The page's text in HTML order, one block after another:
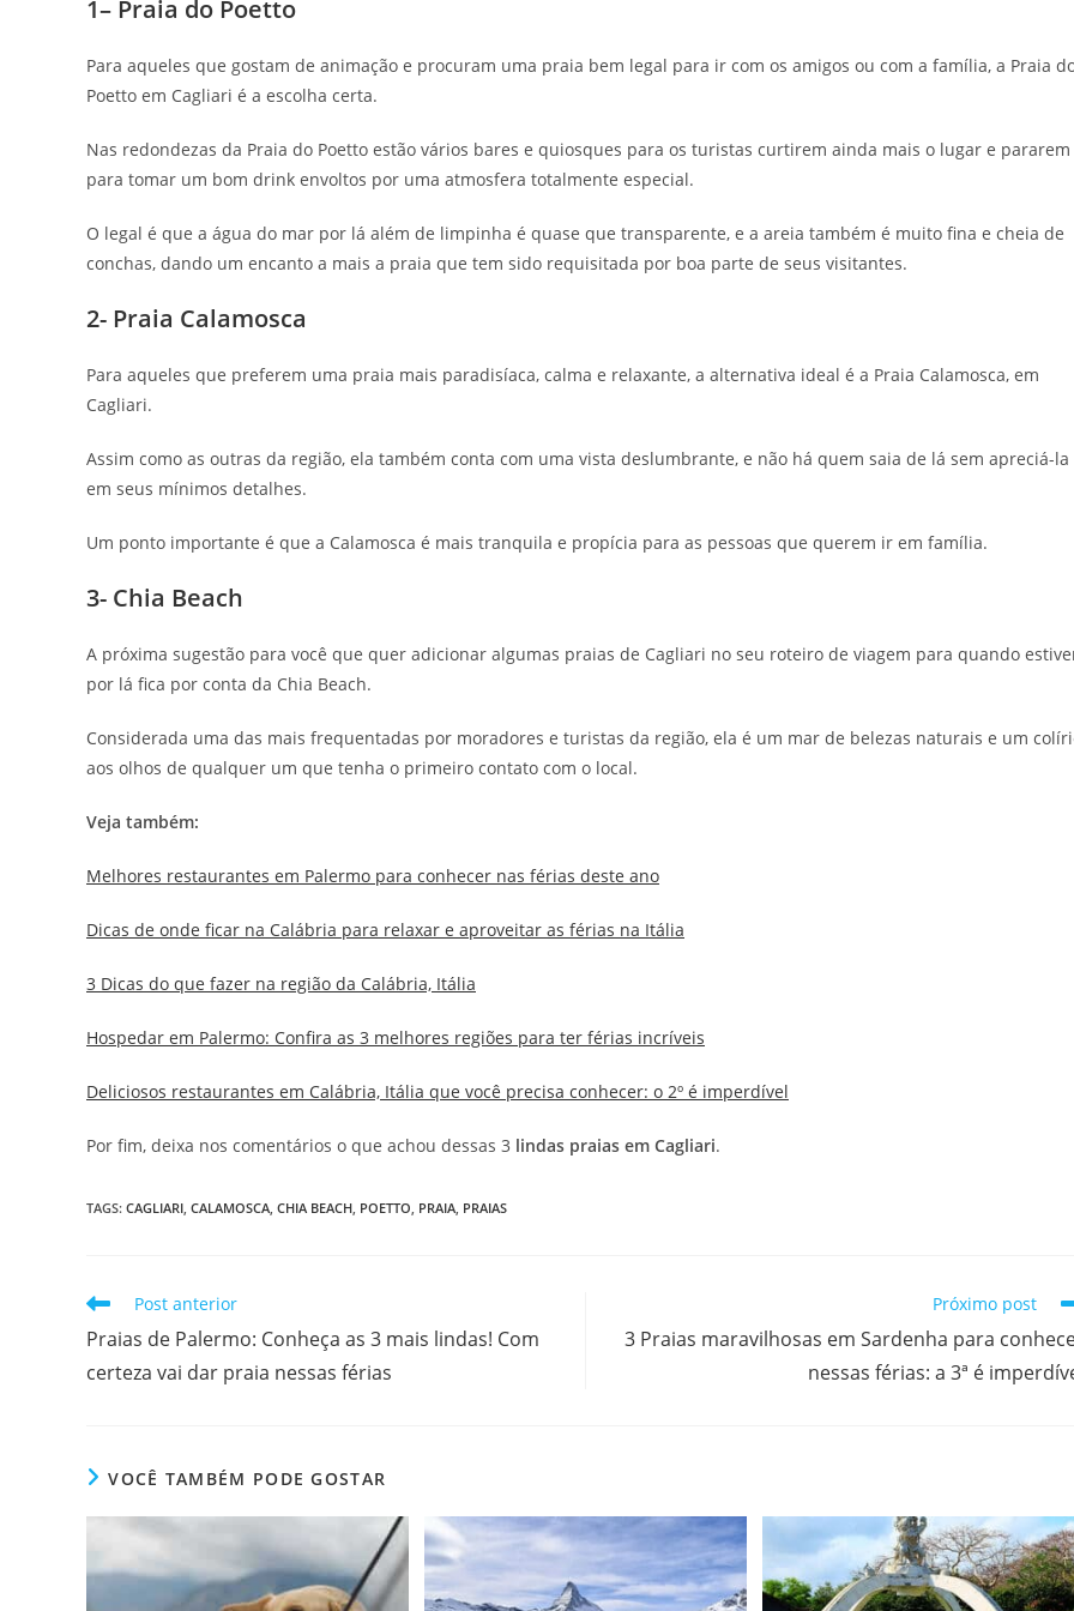
1– Praia do Poetto
Para aqueles que gostam de animação e procuram uma praia bem legal para ir com os amigos ou com a família, a Praia
Poetto em Cagliari é a escolha certa.
Nas redondezas da Praia do Poetto estão vários bares e quiosques para os turistas curtirem ainda mais o lugar e pararem
para tomar um bom drink envoltos por uma atmosfera totalmente especial.
O legal é que a água do mar por lá além de limpinha é quase que transparente, e a areia também é muito fina e cheia de
conchas, dando um encanto a mais a praia que tem sido requisitada por boa parte de seus visitantes.
2- Praia Calamosca
Para aqueles que preferem uma praia mais paradisíaca, calma e relaxante, a alternativa ideal é a Praia Calamosca, em
Cagliari.
Assim como as outras da região, ela também conta com uma vista deslumbrante, e não há quem saia de lá sem apreciá-la
em seus mínimos detalhes.
Um ponto importante é que a Calamosca é mais tranquila e propícia para as pessoas que querem ir em família.
3- Chia Beach
A próxima sugestão para você que quer adicionar algumas praias de Cagliari no seu roteiro de viagem para quando
por lá fica por conta da Chia Beach.
Considerada uma das mais frequentadas por moradores e turistas da região, ela é um mar de belezas naturais e um
aos olhos de qualquer um que tenha o primeiro contato com o local.
Veja também:
Melhores restaurantes em Palermo para conhecer nas férias deste ano
Dicas de onde ficar na Calábria para relaxar e aproveitar as férias na Itália
3 Dicas do que fazer na região da Calábria, Itália
Hospedar em Palermo: Confira as 3 melhores regiões para ter férias incríveis
Deliciosos restaurantes em Calábria, Itália que você precisa conhecer: o 2º é imperdível
Por fim, deixa nos comentários o que achou dessas 3 lindas praias em Cagliari.
TAGS: CAGLIARI CALAMOSCA CHIA BEACH POETTO PRAIA PRAIAS
Leia
artigos
Post anterior
Praias de Palermo: Conheça as 3 mais lindas! Com
certeza vai dar praia nessas férias
Próximo post
3 Praias maravilhosas em Sardenha para
nessas férias: a 3ª é
VOCÊ TAMBÉM PODE GOSTAR